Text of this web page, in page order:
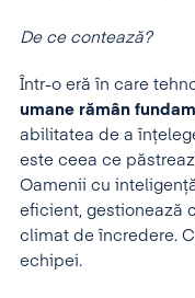
De ce contează?
Într-o eră în care
umane rămân
abilitatea de a
este ceea ce
Oamenii cu
eficient, gestionează
climat de încredere.
echipei.